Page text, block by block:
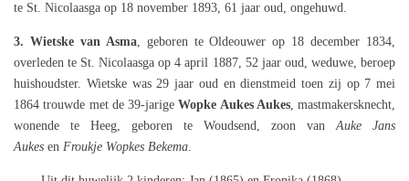
te St. Nicolaasga op 18 november 1893, 61 jaar oud, ongehuwd.
3. Wietske van Asma, geboren te Oldeouwer op 18 december 1834,
overleden te St. Nicolaasga op 4 april 1887, 52 jaar oud, weduwe, beroep
huishoudster. Wietske was 29 jaar oud en dienstmeid toen zij op 7 mei
1864 trouwde met de 39-jarigeWopke Aukes Aukes, mastmakersknecht,
wonende te Heeg, geboren te Woudsend, zoon van
Auke Jans
Aukes en Froukje Wopkes Bekema.